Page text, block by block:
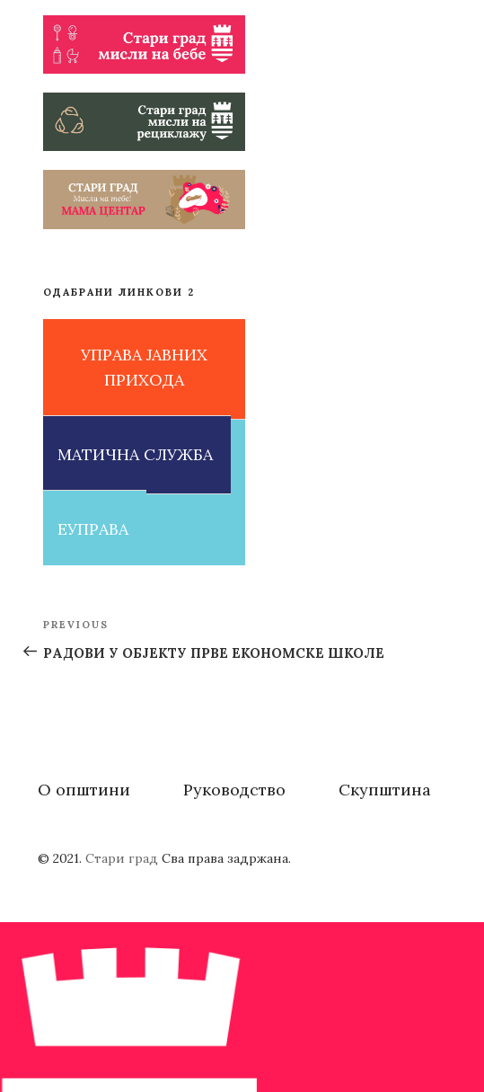
ОДАБРАНИ ЛИНКОВИ 2
УПРАВА ЈАВНИХ
ПРИХОДА
МАТИЧНА СЛУЖБА
ЕУПРАВА
Post
navigation
Previous
Post
PREVIOUS
РАДОВИ У ОБЈЕКТУ ПРВЕ ЕКОНОМСКЕ ШКОЛЕ
О општини Руководство Скупштина
© 2021. Стари град Сва права задржана.